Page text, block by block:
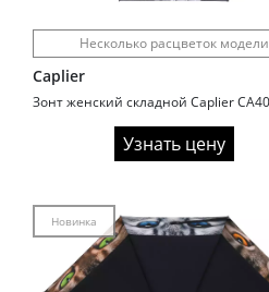
Несколько расцветок модели
Caplier
Узнать цену
Новинка